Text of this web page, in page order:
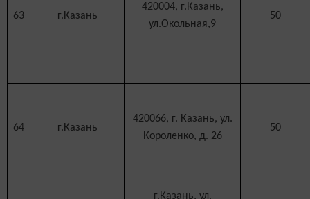
63 г.Казань
420004, г.Казань,
ул.Окольная,9
50
64 г.Казань
420066, г. Казань, ул.
Короленко, д. 26
50
г.Казань, ул.